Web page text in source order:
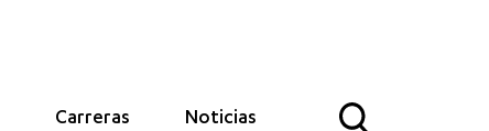
Carreras Noticias